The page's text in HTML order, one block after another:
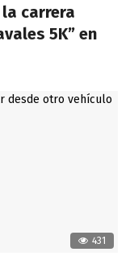
carrera
5K” en
431